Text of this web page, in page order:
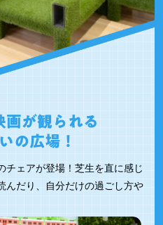
チェアが登場！芝生を直に感じ
んだり、自分だけの過ごし方や